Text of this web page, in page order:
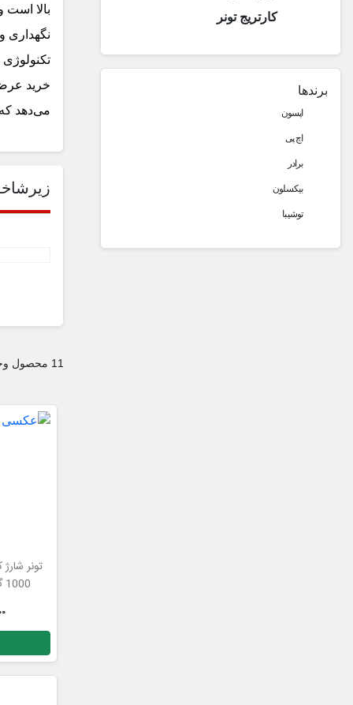
کارتریج تونر
برندها
اپسون
اچ پی
برادر
بیکسلون
توشیبا
بالا
نگهداری
خرید
می‌دهد که
11 محصول وجود دارد.
1000 گرمی کیفیت عالی